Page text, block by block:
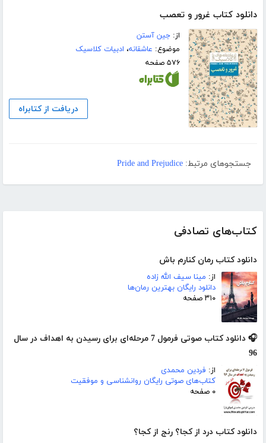
کتاب‌های تصادفی
دانلود کتاب رمان کنارم باش
از: مینا سیف الله زاده
دانلود رایگان بهترین رمان‌ها
۳۱۰ صفحه
🎧 دانلود کتاب صوتی فرمول 7 مرحله‌ای برای رسیدن به اهداف در سال
96
از: فردین محمدی
کتاب‌های صوتی رایگان روانشناسی و موفقیت
۰ صفحه
دانلود کتاب درد از کجا؟ رنج از کجا؟
دانلود کتاب غرور و تعصب
از:جین آستن
موضوع: عاشقانه، ادبیات کلاسیک
۵۷۶ صفحه
دریافت از کتابراه
جستجوهای مرتبط: Pride and Prejudice